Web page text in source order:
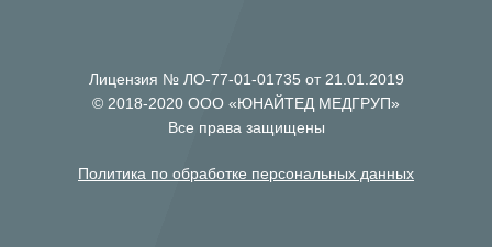
Лицензия № ЛО-77-01-01735 от 21.01.2019
© 2018-2020 ООО «ЮНАЙТЕД МЕДГРУП»
Все права защищены
Политика по обработке персональных данных